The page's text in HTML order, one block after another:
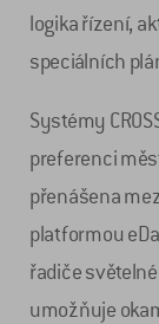
logika řízení,
speciálních
Systémy
preferenci
přenášena
platformou
řadiče
umožňuje